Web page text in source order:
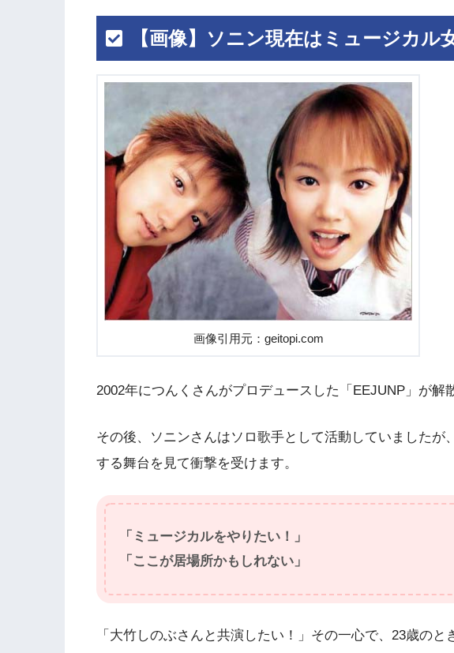
【画像】ソニン現在はミュージカル
画像引用元：geitopi.com
2002年につんくさんがプロデュースした「EEJUNP」が解
その後、ソニンさんはソロ歌手として活動していましたが
する舞台を見て衝撃を受けます。
「ミュージカルをやりたい！」
「ここが居場所かもしれない」
「大竹しのぶさんと共演したい！」その一心で、23歳の